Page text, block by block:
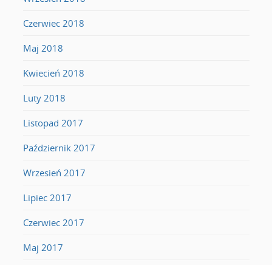
Czerwiec 2018
Maj 2018
Kwiecień 2018
Luty 2018
Listopad 2017
Październik 2017
Wrzesień 2017
Lipiec 2017
Czerwiec 2017
Maj 2017